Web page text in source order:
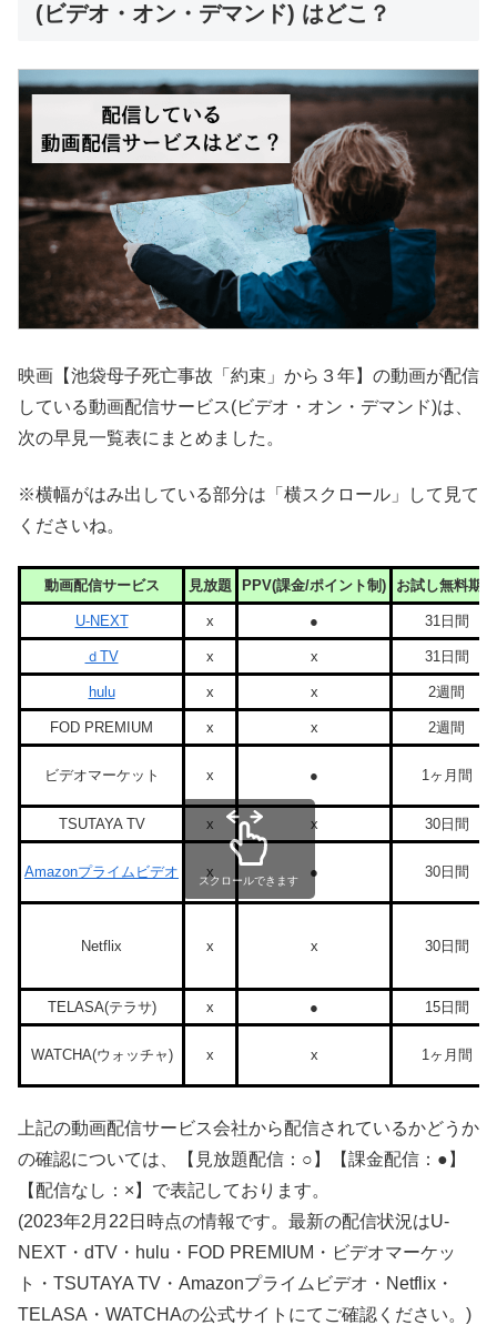
(ビデオ・オン・デマンド) はどこ？
映画【池袋母子死亡事故「約束」から３年】の動画が配信
している動画配信サービス(ビデオ・オン・デマンド)は、
次の早見一覧表にまとめました。
※横幅がはみ出している部分は「横スクロール」して見て
くださいね。
動画配信サービス 見放題 PPV(課金/ポイント制) お試し無料期間
U-NEXT x ● 31日間
ｄTV x x 31日間
hulu x x 2週間
FOD PREMIUM x x 2週間
ビデオマーケット x ● 1ヶ月間
TSUTAYA TV x x 30日間
Amazonプライムビデオ x ● 30日間
Netflix x x 30日間
TELASA(テラサ) x ● 15日間
WATCHA(ウォッチャ) x x 1ヶ月間
スクロールできます
上記の動画配信サービス会社から配信されているかどうか
の確認については、【見放題配信：○】【課金配信：●】
【配信なし：×】で表記しております。
(2023年2月22日時点の情報です。最新の配信状況はU-
NEXT・dTV・hulu・FOD PREMIUM・ビデオマーケッ
ト・TSUTAYA TV・Amazonプライムビデオ・Netflix・
TELASA・WATCHAの公式サイトにてご確認ください。)